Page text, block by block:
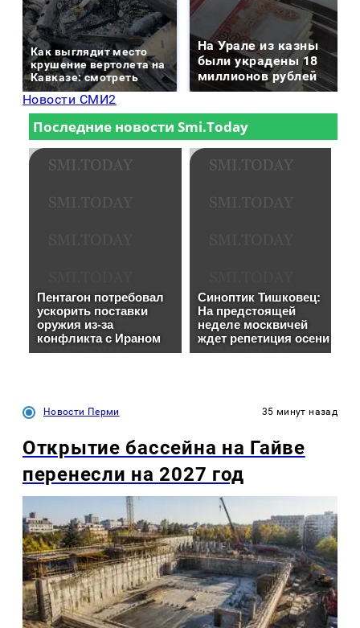
Как выглядит место
крушение вертолета на
Кавказе: смотреть
На Урале из казны
были украдены 18
миллионов рублей
Новости СМИ2
Новости Перми 35 минут назад
Открытие бассейна на Гайве
перенесли на 2027 год